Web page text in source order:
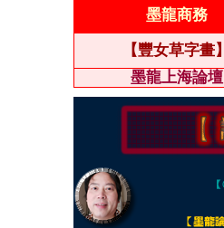
墨龍商務
【豐女草字畫】
墨龍上海論壇